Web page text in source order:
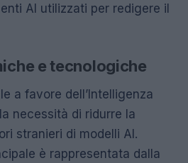
AI utilizzati per redigere il
e tecnologiche
a favore dell’Intelligenza
necessità di ridurre la
stranieri di modelli AI.
è rappresentata dalla